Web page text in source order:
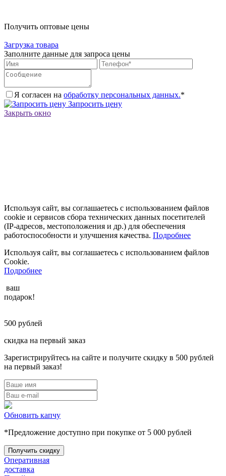
Получить оптовые цены
Загрузка товара
Заполните данные для запроса цены
Я согласен на обработку персональных данных.*
Запросить цену
Закрыть окно
Используя сайт, вы соглашаетесь с использованием файлов
cookie и сервисов сбора технических данных посетителей
(IP‑адресов, местоположения и др.) для обеспечения
работоспособности и улучшения качества. Подробнее
Используя сайт, вы соглашаетесь с использованием файлов
Cookie.
Подробнее
ваш
подарок!
500 рублей
скидка на первый заказ
Зарегистрируйтесь на сайте и получите скидку в 500 рублей
на первый заказ!
Обновить капчу
*Предложение доступно при покупке от 5 000 рублей
Оперативная
доставка